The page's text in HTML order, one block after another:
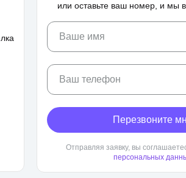
или оставьте ваш номер, и мы
Ваше имя
Ваш телефон
Перезвоните
Отправляя заявку, вы
персональных